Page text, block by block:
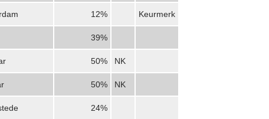
12% Keurmerk
39%
50% NK
50% NK
24%